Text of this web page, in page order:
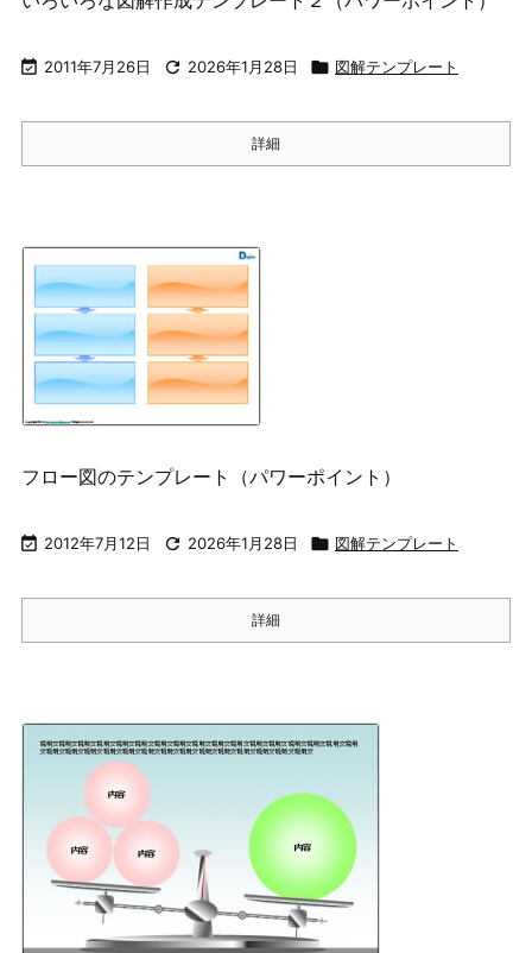
 2011年7月26日  2026年1月28日  図解テンプレート
詳細
フロー図のテンプレート（パワーポイント）
 2012年7月12日  2026年1月28日  図解テンプレート
詳細